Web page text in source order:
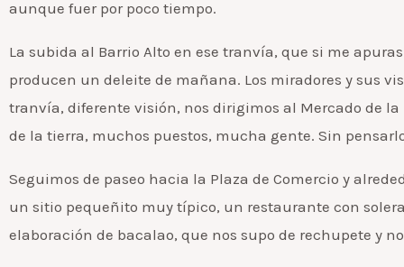
aunque fuer por poco tiempo.
La subida al Barrio Alto en ese tranvía, que si me
producen un deleite de mañana. Los miradores y sus
tranvía, diferente visión, nos dirigimos al Mercado de
de la tierra, muchos puestos, mucha gente. Sin
Seguimos de paseo hacia la Plaza de Comercio y
un sitio pequeñito muy típico, un restaurante con
elaboración de bacalao, que nos supo de rechupete y